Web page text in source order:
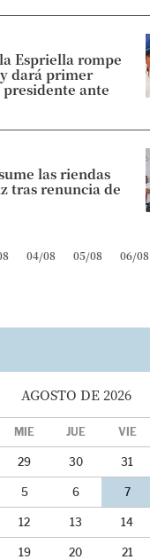
Espriella rompe
dará primer
presidente ante
las riendas
tras renuncia de
04/08 05/08 06/08
AGOSTO DE 2026
MIÉ JUE VIE
29 30 31
5 6 7
12 13 14
19 20 21